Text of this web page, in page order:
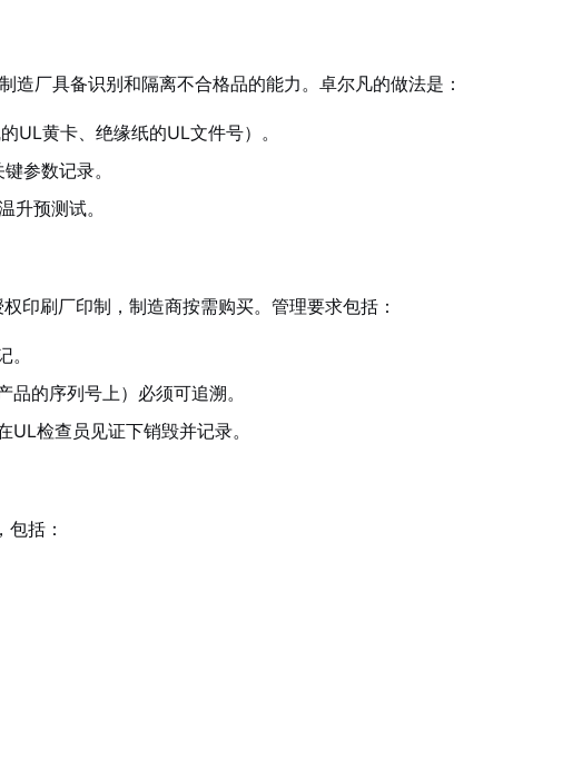
造厂具备识别和隔离不合格品的能力。卓尔凡的做法是：
UL黄卡、绝缘纸的UL文件号）。
参数记录。
升预测试。
印刷厂印制，制造商按需购买。管理要求包括：
品的序列号上）必须可追溯。
UL检查员见证下销毁并记录。
包括：